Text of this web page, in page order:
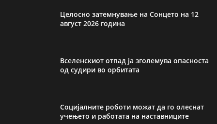
Целосно затемнување на Сонцето на 12
август 2026 година
Вселенскиот отпад ја зголемува опасноста
од судири во орбитата
Социјалните роботи можат да го олеснат
учењето и работата на наставниците